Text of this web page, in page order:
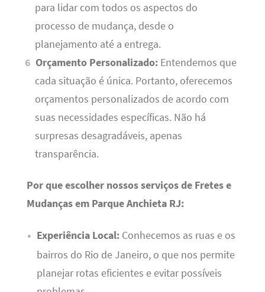
para lidar com todos os aspectos do
processo de mudança, desde o
planejamento até a entrega.
Orçamento Personalizado: Entendemos que
cada situação é única. Portanto, oferecemos
orçamentos personalizados de acordo com
suas necessidades específicas. Não há
surpresas desagradáveis, apenas
transparência.
Por que escolher nossos serviços de Fretes e
Mudanças em Parque Anchieta RJ:
Experiência Local:Conhecemos as ruas e os
bairros do Rio de Janeiro, o que nos permite
planejar rotas eficientes e evitar possíveis